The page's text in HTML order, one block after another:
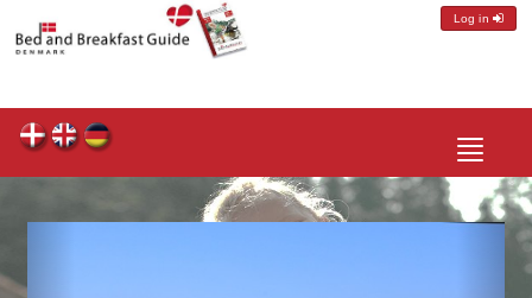
Log in
Toggle